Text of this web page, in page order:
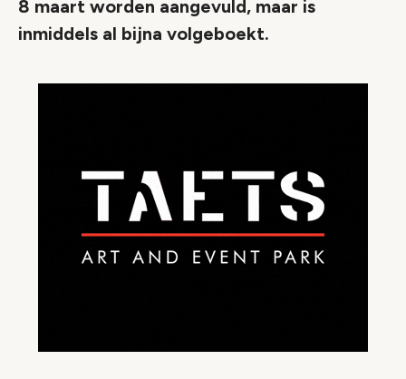
8 maart worden aangevuld, maar is
inmiddels al bijna volgeboekt.